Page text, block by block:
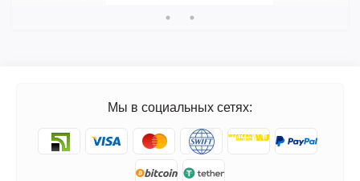
Мы в социальных сетях: